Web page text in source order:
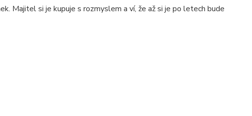
Majitel si je kupuje s rozmyslem a ví, že až si je po letech bude